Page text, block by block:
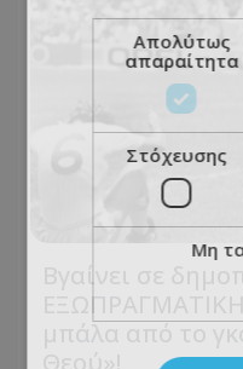
Βγαίνει σε
ΕΞΩΠΡΑΓΜΑΤΙΚΗ
Απολύτως
απαραίτητα
Στόχευσης
Μη